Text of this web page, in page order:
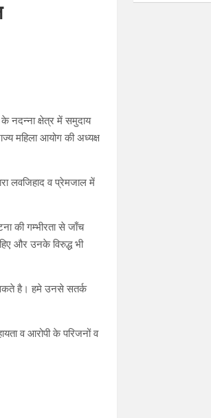
नदन्ना क्षेत्र में समुदाय
महिला आयोग की अध्यक्ष
लवजिहाद व प्रेमजाल में
की गम्भीरता से जाँच
और उनके विरुद्ध भी
सकते है। हमे उनसे सतर्क
व आरोपी के परिजनों व